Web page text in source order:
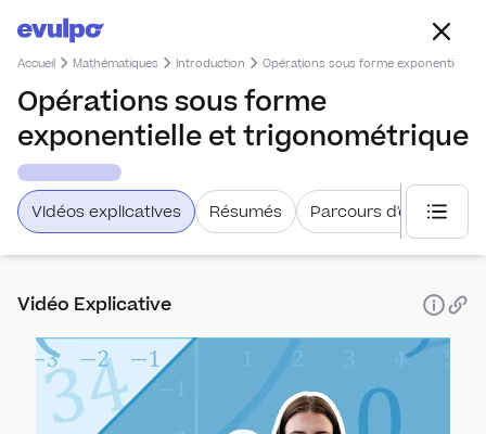
Accueil Mathématiques Introduction Opérations sous forme exponentielle
Opérations sous forme
exponentielle et trigonométrique
Vidéos explicatives Résumés Parcours d'étude
Vidéo Explicative